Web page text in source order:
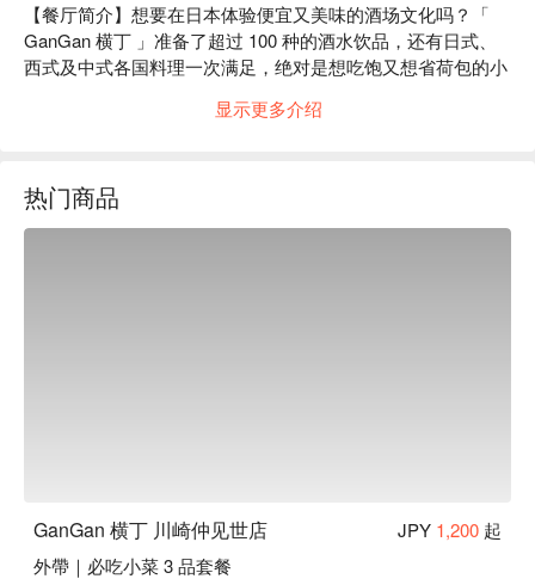
【餐厅简介】想要在日本体验便宜又美味的酒场文化吗？「
GanGan 横丁 」准备了超过 100 种的酒水饮品，还有日式、
西式及中式各国料理一次满足，绝对是想吃饱又想省荷包的小
【店家氛围】全店採用挖洞式暖桌座位，让您从跪坐或盘腿坐
【招牌菜色】
煎饺：外皮酥脆、内馅饱满多汁的煎饺让人难以抗拒～沾牵丝
显示更多介绍
热门商品
GanGan 横丁 川崎仲见世店 JPY 1,200 起
外帶｜必吃小菜 3 品套餐